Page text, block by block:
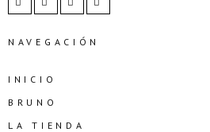
NAVEGACIÓN
INICIO
BRUNO
LA TIENDA